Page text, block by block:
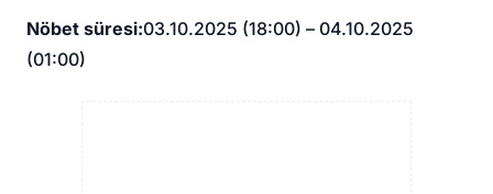
Nöbet süresi:03.10.2025 (18:00) – 04.10.2025
(01:00)